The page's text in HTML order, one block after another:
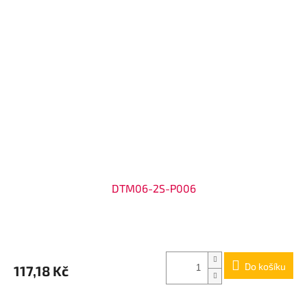
DTM06-2S-P006
117,18 Kč Do košíku